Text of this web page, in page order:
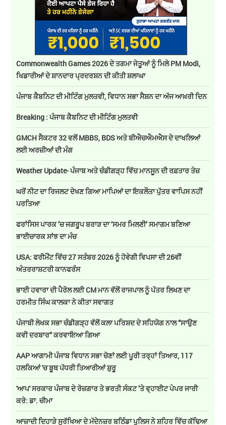
Commonwealth Games 2026 ਦੇ ਤਗਮਾ ਜੇਤੂਆਂ ਨੂੰ ਮਿਲੇ PM Modi,
ਖਿਡਾਰੀਆਂ ਦੇ ਸ਼ਾਨਦਾਰ ਪ੍ਰਦਰਸ਼ਨ ਦੀ ਕੀਤੀ ਸ਼ਲਾਘਾ
ਪੰਜਾਬ ਕੈਬਨਿਟ ਦੀ ਮੀਟਿੰਗ ਮੁਲਤਵੀ, ਵਿਧਾਨ ਸਭਾ ਸੈਸ਼ਨ ਦਾ ਅੱਜ ਆਖ਼ਰੀ ਦਿਨ
Breaking : ਪੰਜਾਬ ਕੈਬਨਿਟ ਦੀ ਮੀਟਿੰਗ ਮੁਲਤਵੀ
GMCH ਸੈਕਟਰ 32 ਵਲੋਂ MBBS, BDS ਅਤੇ ਬੀਐਚਐਮਐਸ ਦੇ ਦਾਖਲਿਆਂ
ਲਈ ਅਰਜ਼ੀਆਂ ਦੀ ਮੰਗ
Weather Update- ਪੰਜਾਬ ਅਤੇ ਚੰਡੀਗੜ੍ਹ ਵਿੱਚ ਮਾਨਸੂਨ ਦੀ ਰਫ਼ਤਾਰ ਤੇਜ਼
ਘਰੋਂ ਨੀਟ ਦਾ ਰਿਜਲਟ ਦੇਖਣ ਗਿਆ ਮਾਪਿਆਂ ਦਾ ਇਕਲੌਤਾ ਪੁੱਤਰ ਵਾਪਿਸ ਨਹੀਂ
ਪਰਤਿਆ
ਫਰਾਂਸਿਸ ਪਾਰਕ ’ਚ ਜਗਰੂਪ ਬਰਾੜ ਦਾ ‘ਸਮਰ ਮਿਲਣੀ’ ਸਮਾਗਮ ਬਣਿਆ
ਭਾਈਚਾਰਕ ਸਾਂਝ ਦਾ ਮੰਚ
USA: ਫਰੀਮੌਂਟ ਵਿੱਚ 27 ਸਤੰਬਰ 2026 ਨੂੰ ਹੋਵੇਗੀ ਵਿਪਸਾ ਦੀ 26ਵੀਂ
ਅੰਤਰਰਾਸ਼ਟਰੀ ਕਾਨਫਰੰਸ
ਭਾਈ ਹਵਾਰਾ ਦੀ ਪੈਰੋਲ ਲਈ CM ਮਾਨ ਵੱਲੋਂ ਰਾਜਪਾਲ ਨੂੰ ਪੱਤਰ ਲਿਖਣ ਦਾ
ਹਰਮੀਤ ਸਿੰਘ ਕਾਲਕਾ ਨੇ ਕੀਤਾ ਸਵਾਗਤ
ਪੰਜਾਬੀ ਲੇਖਕ ਸਭਾ ਚੰਡੀਗੜ੍ਹ ਵੱਲੋਂ ਕਲਾ ਪਰਿਸ਼ਦ ਦੇ ਸਹਿਯੋਗ ਨਾਲ “ਸਾਉਣ
ਕਵੀ ਦਰਬਾਰ“ ਕਰਵਾਇਆ ਗਿਆ
AAP ਆਗਾਮੀ ਪੰਜਾਬ ਵਿਧਾਨ ਸਭਾ ਚੋਣਾਂ ਲਈ ਪੂਰੀ ਤਰ੍ਹਾਂ ਤਿਆਰ, 117
ਹਲਕਿਆਂ 'ਚ ਬੂਥ ਪੱਧਰੀ ਤਿਆਰੀਆਂ ਸ਼ੁਰੂ
'ਆਪ' ਸਰਕਾਰ ਪੰਜਾਬ ਦੇ ਰੋਜ਼ਗਾਰ ਤੇ ਭਰਤੀ ਸੰਕਟ ’ਤੇ ਵ੍ਹਾਈਟ ਪੇਪਰ ਜਾਰੀ
ਕਰੇ: ਡਾ. ਚੀਮਾ
ਆਜ਼ਾਦੀ ਦਿਹਾੜੇ ਸੁਰੱਖਿਆ ਦੇ ਮੱਦੇਨਜ਼ਰ ਬਠਿੰਡਾ ਪੁਲਿਸ ਨੇ ਸ਼ਹਿਰ ਵਿੱਚ ਕੱਢਿਆ